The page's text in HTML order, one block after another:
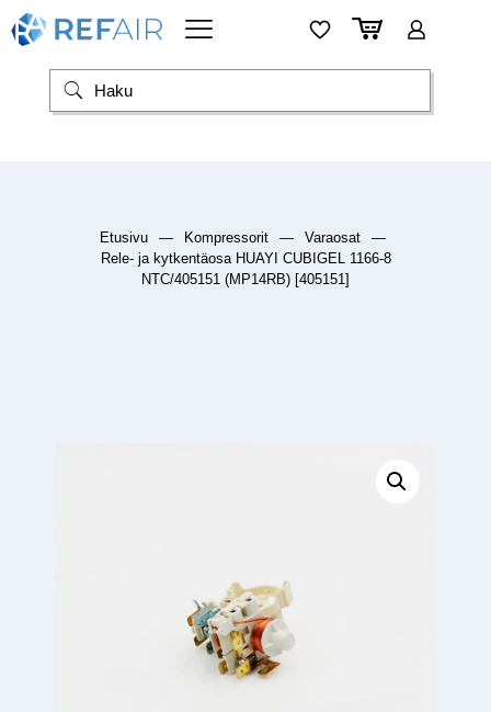
Etusivu — Kompressorit — Varaosat
—
Rele- ja kytkentäosa HUAYI CUBIGEL 1166-8
NTC/405151 (MP14RB) [405151]